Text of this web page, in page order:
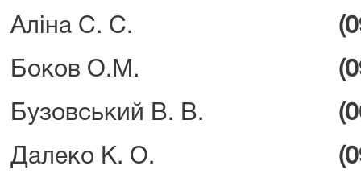
Аліна С. С.
Боков О.М.
Бузовський В. В.
Далеко К. О.